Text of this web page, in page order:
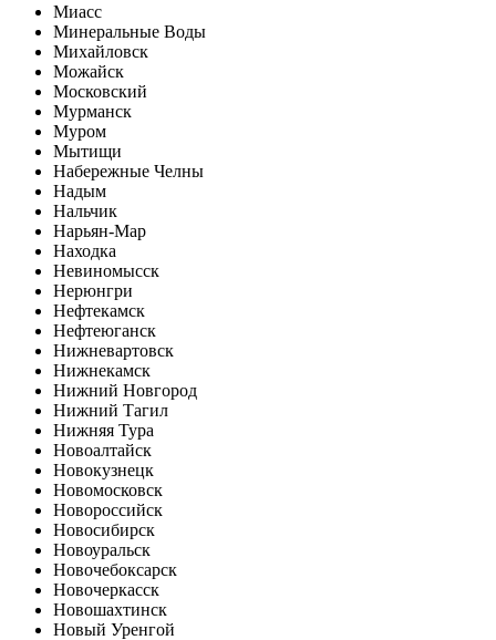
Миасс
Минеральные Воды
Михайловск
Можайск
Московский
Мурманск
Муром
Мытищи
Набережные Челны
Надым
Нальчик
Нарьян-Мар
Находка
Невиномысск
Нерюнгри
Нефтекамск
Нефтеюганск
Нижневартовск
Нижнекамск
Нижний Новгород
Нижний Тагил
Нижняя Тура
Новоалтайск
Новокузнецк
Новомосковск
Новороссийск
Новосибирск
Новоуральск
Новочебоксарск
Новочеркасск
Новошахтинск
Новый Уренгой